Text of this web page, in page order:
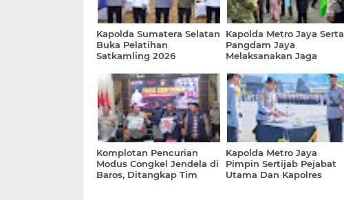
Kapolda Sumatera Selatan
Buka Pelatihan
Satkamling 2026
Dan Pemanfaatan
Teknologi
Kapolda Metro Jaya Serta
Pangdam Jaya
Melaksanakan Jaga
Bersama Masyarakat
Komplotan Pencurian
Modus Congkel Jendela di
Baros, Ditangkap Tim
Kapolda Metro Jaya
Pimpin Sertijab Pejabat
Utama Dan Kapolres